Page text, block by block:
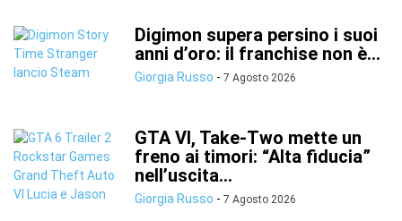
Digimon supera persino i suoi
anni d’oro: il franchise non è...
Giorgia Russo - 7 Agosto 2026
GTA VI, Take-Two mette un
freno ai timori: “Alta fiducia”
nell’uscita...
Giorgia Russo - 7 Agosto 2026